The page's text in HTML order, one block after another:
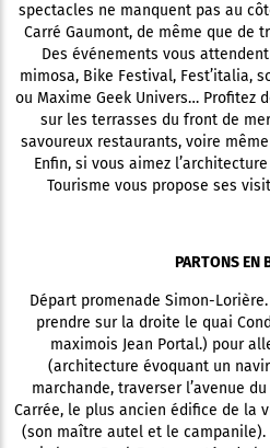
spectacles ne manquent pas au
Carré Gaumont, de même que de
Des événements vous
mimosa, Bike Festival, Fest’italia,
ou Maxime Geek Univers… Profitez
sur les terrasses du front de
savoureux restaurants, voire
Enfin, si vous aimez
Tourisme vous propose ses
PARTONS EN
Départ promenade Simon-
prendre sur la droite le quai
maximois Jean Portal.) pour
(architecture évoquant un
marchande, traverser l’avenue
Carrée, le plus ancien édifice de la
(son maître autel et le campanile).